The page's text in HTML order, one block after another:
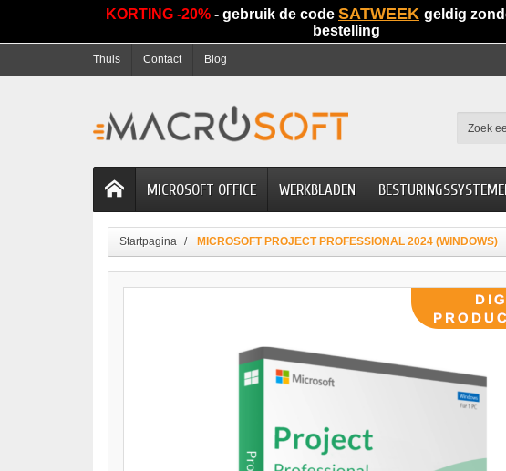
KORTING -20% - gebruik de code SATWEEK geldig
bestelling
Thuis Contact Blog
MICROSOFT OFFICE WERKBLADEN
Startpagina MICROSOFT PROJECT PROFESSIONAL 2024 (WINDOWS)